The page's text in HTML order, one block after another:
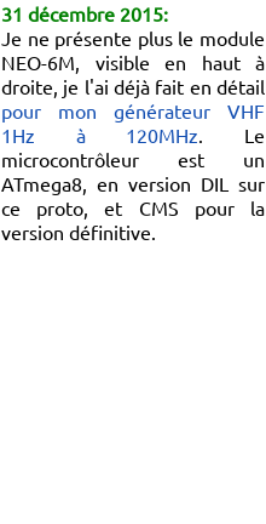
31 décembre 2015:
Je ne présente plus le module
NEO-6M, visible en haut à
droite, je l'ai déjà fait en détail
pour mon générateur VHF
1Hz à 120MHz. Le
microcontrôleur est un
ATmega8, en version DIL sur
ce proto, et CMS pour la
version définitive.